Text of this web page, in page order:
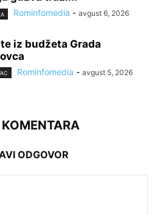
Rominfomedia - avgust 6, 2026
iz budžeta Grada
Rominfomedia - avgust 5, 2026
ODGOVOR